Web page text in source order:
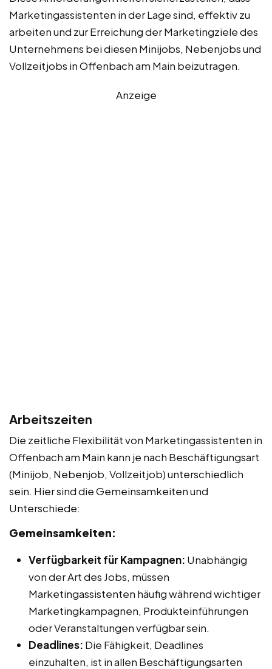
Marketingassistenten in der Lage sind, effektiv zu
arbeiten und zur Erreichung der Marketingziele des
Unternehmens bei diesen Minijobs, Nebenjobs und
Vollzeitjobs in Offenbach am Main beizutragen.
Anzeige
Arbeitszeiten
Die zeitliche Flexibilität von Marketingassistenten in
Offenbach am Main kann je nach Beschäftigungsart
(Minijob, Nebenjob, Vollzeitjob) unterschiedlich
sein. Hier sind die Gemeinsamkeiten und
Unterschiede:
Gemeinsamkeiten:
Verfügbarkeit für Kampagnen: Unabhängig
von der Art des Jobs, müssen
Marketingassistenten häufig während wichtiger
Marketingkampagnen, Produkteinführungen
oder Veranstaltungen verfügbar sein.
Deadlines: Die Fähigkeit, Deadlines
einzuhalten, ist in allen Beschäftigungsarten